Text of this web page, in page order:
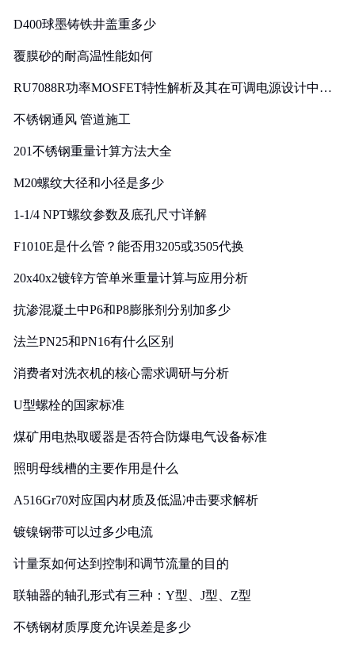
D400球墨铸铁井盖重多少
覆膜砂的耐高温性能如何
RU7088R功率MOSFET特性解析及其在可调电源设计中的
不锈钢通风 管道施工
201不锈钢重量计算方法大全
M20螺纹大径和小径是多少
1-1/4 NPT螺纹参数及底孔尺寸详解
F1010E是什么管？能否用3205或3505代换
20x40x2镀锌方管单米重量计算与应用分析
抗渗混凝土中P6和P8膨胀剂分别加多少
法兰PN25和PN16有什么区别
消费者对洗衣机的核心需求调研与分析
U型螺栓的国家标准
煤矿用电热取暖器是否符合防爆电气设备标准
照明母线槽的主要作用是什么
A516Gr70对应国内材质及低温冲击要求解析
镀镍钢带可以过多少电流
计量泵如何达到控制和调节流量的目的
联轴器的轴孔形式有三种：Y型、J型、Z型
不锈钢材质厚度允许误差是多少